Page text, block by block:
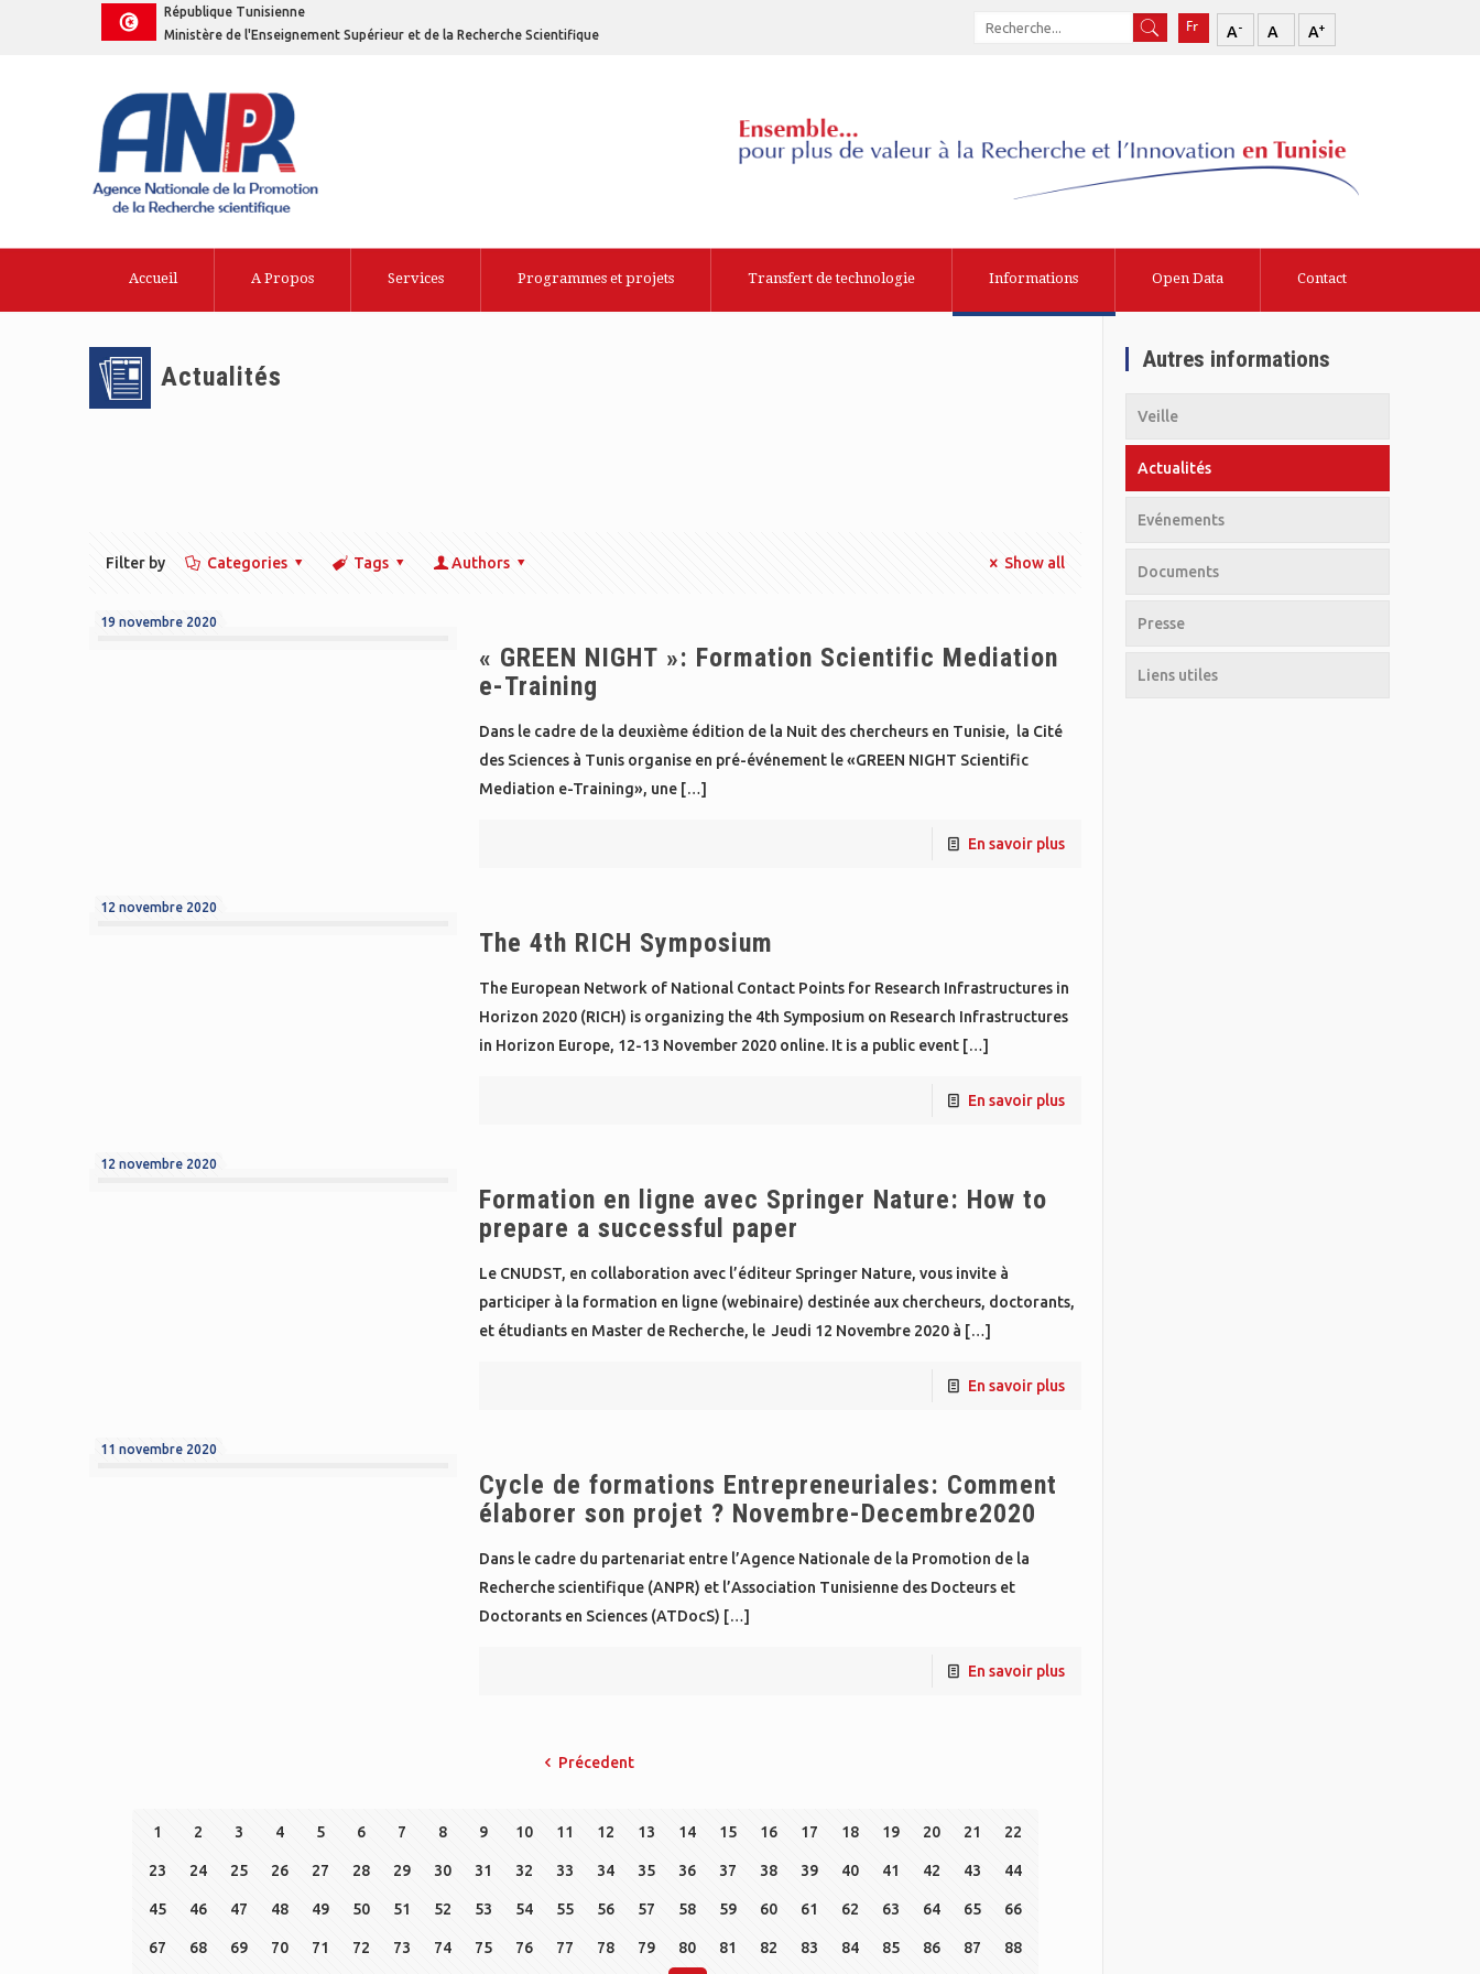
République Tunisienne
Ministère de l'Enseignement Supérieur et de la Recherche Scientifique
A- A A+
Accueil A Propos Services Programmes et projets Transfert de technologie Informations Open Data Contact
Actualités
Filter by Categories Tags Authors Show all
19 novembre 2020
« GREEN NIGHT »: Formation Scientific Mediation
e-Training
Dans le cadre de la deuxième édition de la Nuit des chercheurs en Tunisie, la Cité
des Sciences à Tunis organise en pré-événement le «GREEN NIGHT Scientific
Mediation e-Training», une[…]
En savoir plus
12 novembre 2020
The 4th RICH Symposium
The European Network of National Contact Points for Research Infrastructures in
Horizon 2020 (RICH) is organizing the 4th Symposium on Research Infrastructures
in Horizon Europe, 12-13 November 2020 online. It is a public event[…]
En savoir plus
12 novembre 2020
Formation en ligne avec Springer Nature: How to
prepare a successful paper
Le CNUDST, en collaboration avec l’éditeur Springer Nature, vous invite à
participer à la formation en ligne (webinaire) destinée aux chercheurs, doctorants,
et étudiants en Master de Recherche, le Jeudi 12 Novembre 2020 à […]
En savoir plus
11 novembre 2020
Cycle de formations Entrepreneuriales: Comment
élaborer son projet ? Novembre-Decembre2020
Dans le cadre du partenariat entre l’Agence Nationale de la Promotion de la
Recherche scientifique (ANPR) et l’Association Tunisienne des Docteurs et
Doctorants en Sciences (ATDocS) […]
En savoir plus
Précedent
1 2 3 4 5 6 7 8 9 10 11 12 13 14 15 16 17 18 19 20 21 22
23 24 25 26 27 28 29 30 31 32 33 34 35 36 37 38 39 40 41 42 43 44
45 46 47 48 49 50 51 52 53 54 55 56 57 58 59 60 61 62 63 64 65 66
67 68 69 70 71 72 73 74 75 76 77 78 79 80 81 82 83 84 85 86 87 88
Autres informations
Veille
Actualités
Evénements
Documents
Presse
Liens utiles